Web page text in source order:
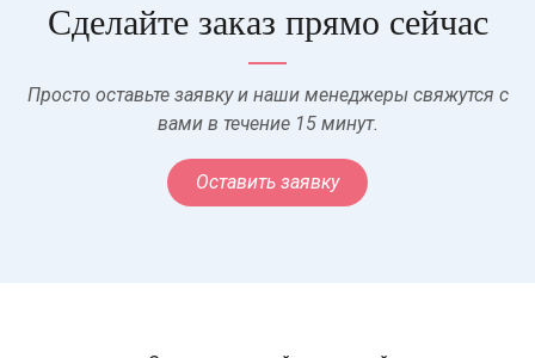
Сделайте заказ прямо сейчас
Просто оставьте заявку и наши менеджеры свяжутся с
вами в течение 15 минут.
Оставить заявку